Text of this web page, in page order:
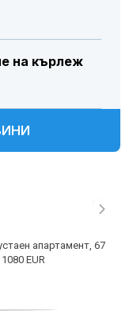
на кърлеж
апартамент, 67
EUR